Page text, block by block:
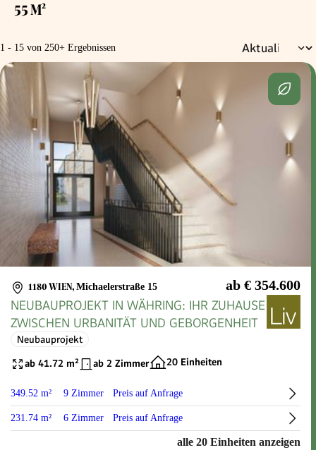
55 M²
1 - 15 von 250+ Ergebnissen
1180 WIEN, Michaelerstraße 15 ab € 354.600
NEUBAUPROJEKT IN WÄHRING: IHR ZUHAUSE
ZWISCHEN URBANITÄT UND GEBORGENHEIT
Neubauprojekt
ab 41.72 m² ab 2 Zimmer 20 Einheiten
349.52 m² 9 Zimmer Preis auf Anfrage
231.74 m² 6 Zimmer Preis auf Anfrage
alle 20 Einheiten anzeigen